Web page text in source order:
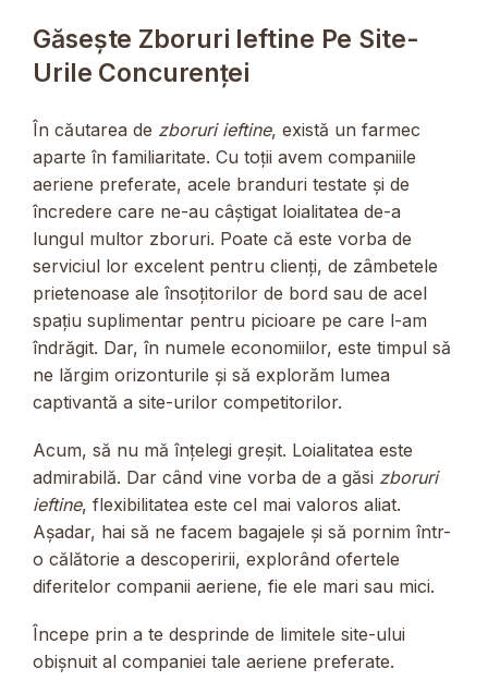
Găsește Zboruri Ieftine Pe Site-
Urile Concurenței
În căutarea de zboruri ieftine, există un farmec
aparte în familiaritate. Cu toții avem companiile
aeriene preferate, acele branduri testate și de
încredere care ne-au câștigat loialitatea de-a
lungul multor zboruri. Poate că este vorba de
serviciul lor excelent pentru clienți, de zâmbetele
prietenoase ale însoțitorilor de bord sau de acel
spațiu suplimentar pentru picioare pe care l-am
îndrăgit. Dar, în numele economiilor, este timpul să
ne lărgim orizonturile și să explorăm lumea
captivantă a site-urilor competitorilor.
Acum, să nu mă înțelegi greșit. Loialitatea este
admirabilă. Dar când vine vorba de a găsi zboruri
ieftine, flexibilitatea este cel mai valoros aliat.
Așadar, hai să ne facem bagajele și să pornim într-
o călătorie a descoperirii, explorând ofertele
diferitelor companii aeriene, fie ele mari sau mici.
Începe prin a te desprinde de limitele site-ului
obișnuit al companiei tale aeriene preferate.